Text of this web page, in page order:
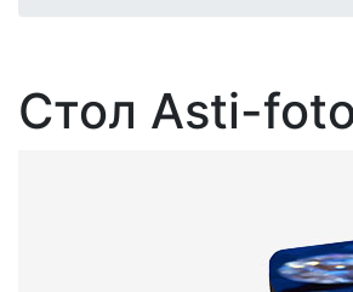
Стол Asti-